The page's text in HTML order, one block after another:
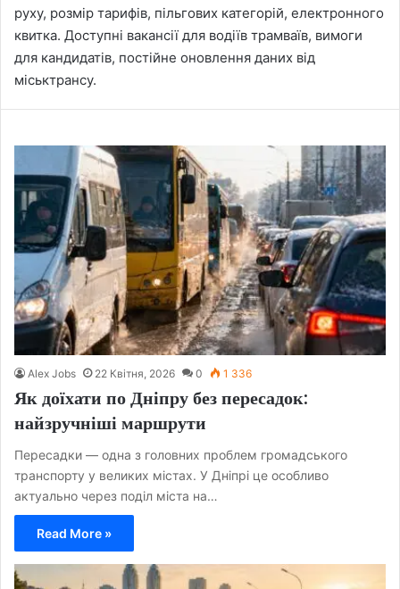
руху, розмір тарифів, пільгових категорій, електронного
квитка. Доступні вакансії для водіїв трамваїв, вимоги
для кандидатів, постійне оновлення даних від
міськтрансу.
Alex Jobs 22 Квітня, 2026 0 1 336
Як доїхати по Дніпру без пересадок:
найзручніші маршрути
Пересадки — одна з головних проблем громадського
транспорту у великих містах. У Дніпрі це особливо
актуально через поділ міста на…
Read More »